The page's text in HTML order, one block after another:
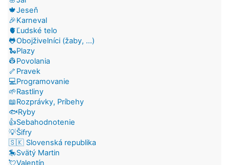
🍁Jeseň
🎉Karneval
🫀Ľudské telo
🐸Obojživelníci (žaby, ...)
🐍Plazy
👷Povolania
🦴Pravek
💻Programovanie
🌱Rastliny
📖Rozprávky, Príbehy
🐟Ryby
👍Sebahodnotenie
💡Šifry
🇸🇰 Slovenská republika
🎠Svätý Martin
💘Valentín